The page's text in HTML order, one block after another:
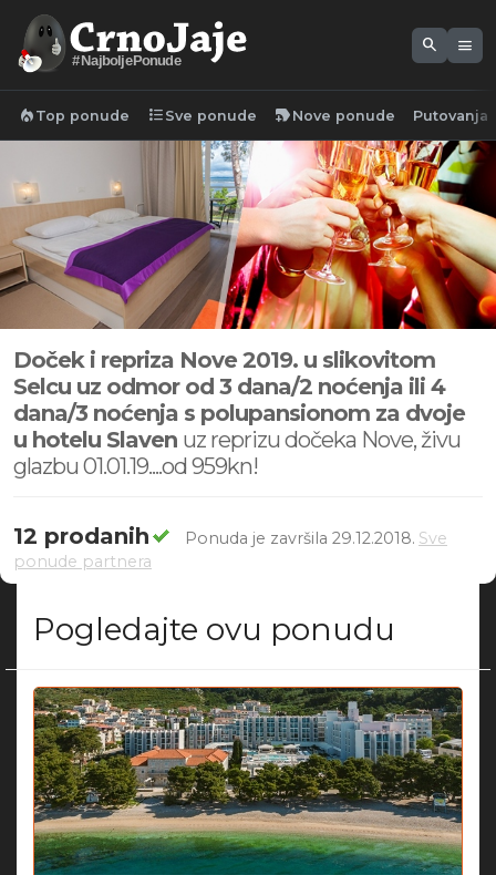
#NajboljePonude
search menu
local_fire_department Top ponude format_list_bulleted Sve ponude new_label Nove ponude Putovanja
Doček i repriza Nove 2019. u slikovitom
Selcu uz odmor od 3 dana/2 noćenja ili 4
dana/3 noćenja s polupansionom za dvoje
u hotelu Slaven uz reprizu dočeka Nove, živu
glazbu 01.01.19....od 959kn!
12 prodanih Ponuda je završila 29.12.2018. Sve
ponude partnera
Pogledajte ovu ponudu